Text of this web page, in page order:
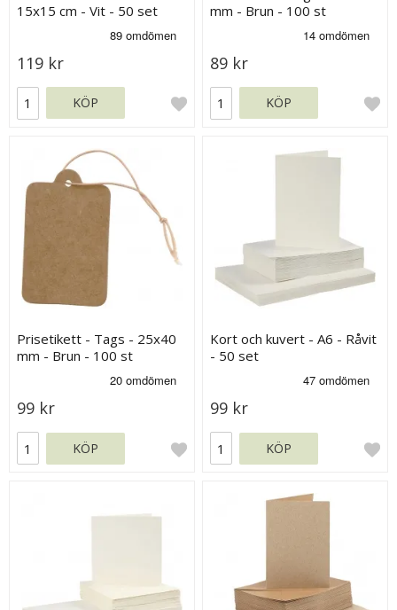
15x15 cm - Vit - 50 set
119 kr
KÖP
mm - Brun - 100 st
89 kr
KÖP
Prisetikett - Tags - 25x40
mm - Brun - 100 st
99 kr
KÖP
Kort och kuvert - A6 - Råvit
- 50 set
99 kr
KÖP